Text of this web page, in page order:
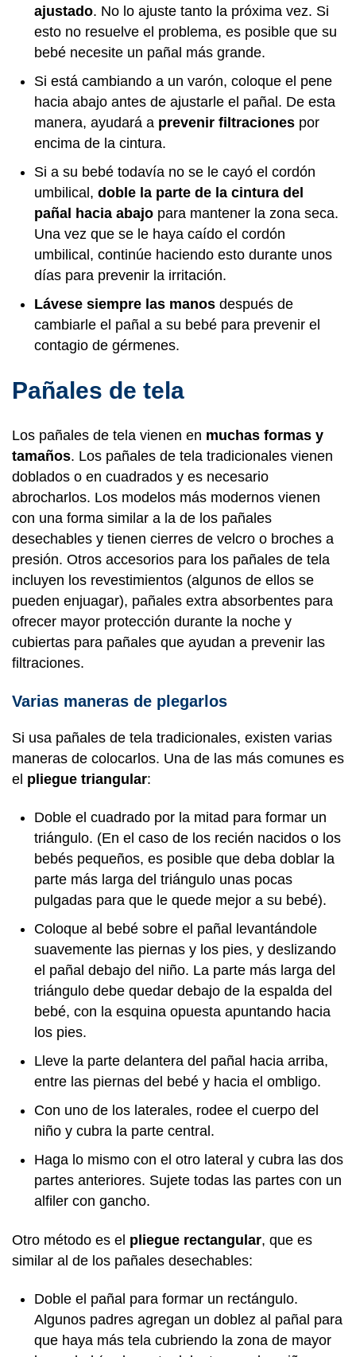
ajustado. No lo ajuste tanto la próxima vez. Si
esto no resuelve el problema, es posible que su
bebé necesite un pañal más grande.
Si está cambiando a un varón, coloque el pene
hacia abajo antes de ajustarle el pañal. De esta
manera, ayudará a prevenir filtracionespor
encima de la cintura.
Si a su bebé todavía no se le cayó el cordón
umbilical, doble la parte de la cintura del
pañal hacia abajopara mantener la zona seca.
Una vez que se le haya caído el cordón
umbilical, continúe haciendo esto durante unos
días para prevenir la irritación.
Lávese siempre las manosdespués de
cambiarle el pañal a su bebé para prevenir el
contagio de gérmenes.
Pañales de tela
Los pañales de tela vienen en muchas formas y
tamaños. Los pañales de tela tradicionales vienen
doblados o en cuadrados y es necesario
abrocharlos. Los modelos más modernos vienen
con una forma similar a la de los pañales
desechables y tienen cierres de velcro o broches a
presión. Otros accesorios para los pañales de tela
incluyen los revestimientos (algunos de ellos se
pueden enjuagar), pañales extra absorbentes para
ofrecer mayor protección durante la noche y
cubiertas para pañales que ayudan a prevenir las
filtraciones.
Varias maneras de plegarlos
Si usa pañales de tela tradicionales, existen varias
maneras de colocarlos. Una de las más comunes es
el pliegue triangular:
Doble el cuadrado por la mitad para formar un
triángulo. (En el caso de los recién nacidos o los
bebés pequeños, es posible que deba doblar la
parte más larga del triángulo unas pocas
pulgadas para que le quede mejor a su bebé).
Coloque al bebé sobre el pañal levantándole
suavemente las piernas y los pies, y deslizando
el pañal debajo del niño. La parte más larga del
triángulo debe quedar debajo de la espalda del
bebé, con la esquina opuesta apuntando hacia
los pies.
Lleve la parte delantera del pañal hacia arriba,
entre las piernas del bebé y hacia el ombligo.
Con uno de los laterales, rodee el cuerpo del
niño y cubra la parte central.
Haga lo mismo con el otro lateral y cubra las dos
partes anteriores. Sujete todas las partes con un
alfiler con gancho.
Otro método es el pliegue rectangular, que es
similar al de los pañales desechables:
Doble el pañal para formar un rectángulo.
Algunos padres agregan un doblez al pañal para
que haya más tela cubriendo la zona de mayor